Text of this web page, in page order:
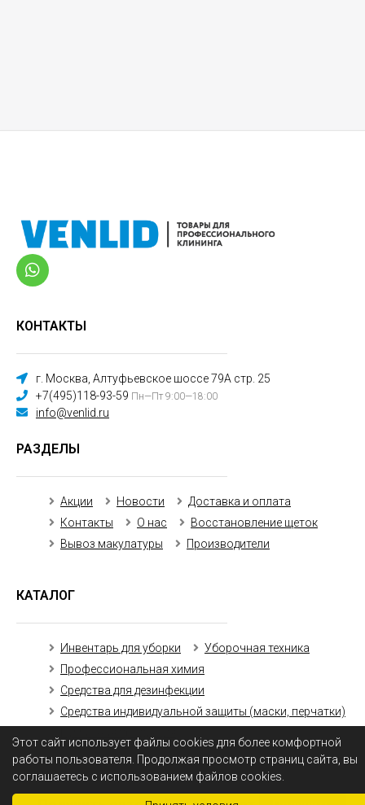
Этот сайт использует файлы cookies для более комфортной
работы пользователя. Продолжая просмотр страниц сайта, вы
соглашаетесь с использованием файлов cookies.
КОНТАКТЫ
г. Москва, Алтуфьевское шоссе 79А стр. 25
+7(495)118-93-59 Пн—Пт 9:00—18:00
info@venlid.ru
РАЗДЕЛЫ
Акции Новости
Доставка и оплата
Контакты
О нас
Восстановление щеток
Вывоз макулатуры
Производители
КАТАЛОГ
Инвентарь для уборки
Уборочная техника
Профессиональная химия
Средства для дезинфекции
Средства индивидуальной защиты (маски, перчатки)